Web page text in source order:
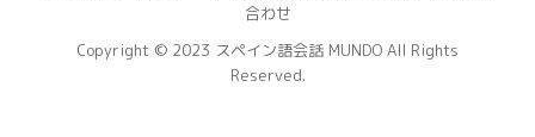
合わせ
Copyright © 2023 スペイン語会話 MUNDO All Rights
Reserved.